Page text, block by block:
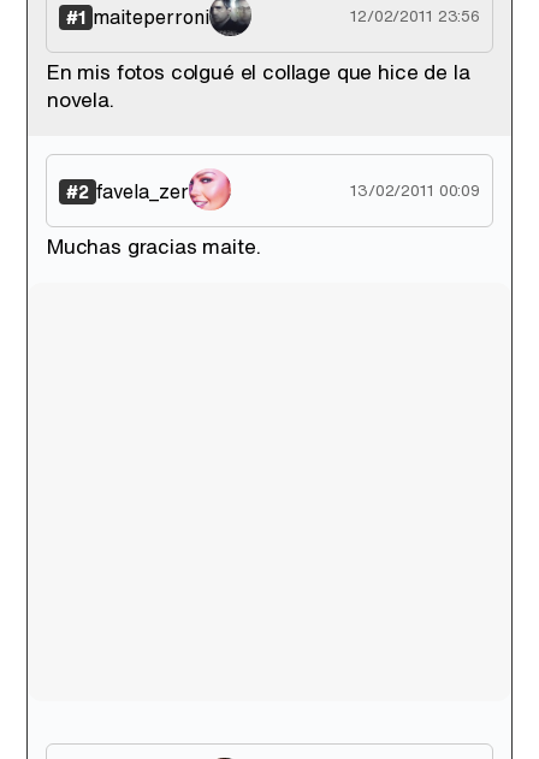
#1 maiteperroni 12/02/2011 23:56
En mis fotos colgué el collage que hice de la
novela.
#2 favela_zer 13/02/2011 00:09
Muchas gracias maite.